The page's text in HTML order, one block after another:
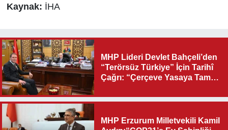
Kaynak: İHA
MHP Lideri Devlet Bahçeli’den
“Terörsüz Türkiye” İçin Tarihî
Çağrı: “Çerçeve Yasaya Tam
MHP Erzurum Milletvekili Kamil